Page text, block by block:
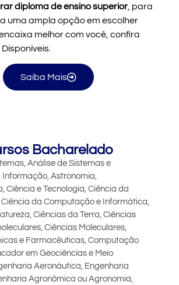
diploma de ensino superior , para
uma ampla opção em escolher
melhor com você, confira
Saiba Mais
Bacharelado
Análise de Sistemas e
Informação, Astronomia,
Ciência e Tecnologia, Ciência da
da Computação e Informática,
Ciências da Terra, Ciências
Ciências Moleculares,
e Farmacêuticas, Computação
em Geociências e Meio
Aeronáutica, Engenharia
Agronômica ou Agronomia,